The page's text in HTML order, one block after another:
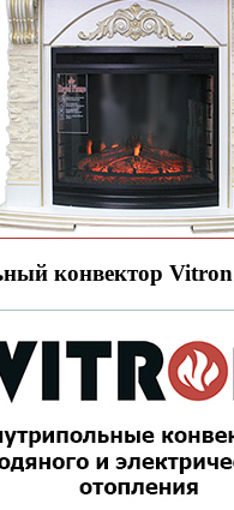
конвектор Vitron